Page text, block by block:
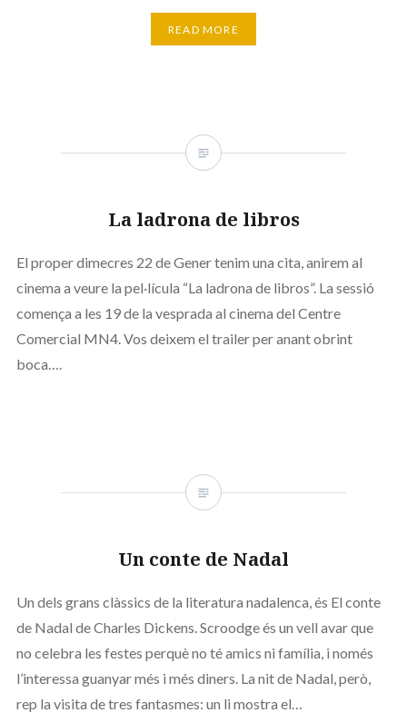
READ MORE
La ladrona de libros
El proper dimecres 22 de Gener tenim una cita, anirem al
cinema a veure la pel·lícula “La ladrona de libros”. La sessió
comença a les 19 de la vesprada al cinema del Centre
Comercial MN4. Vos deixem el trailer per anant obrint
boca….
Un conte de Nadal
Un dels grans clàssics de la literatura nadalenca, és El conte
de Nadal de Charles Dickens. Scroodge és un vell avar que
no celebra les festes perquè no té amics ni família, i només
l’interessa guanyar més i més diners. La nit de Nadal, però,
rep la visita de tres fantasmes: un li mostra el…